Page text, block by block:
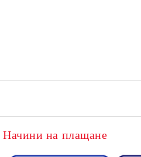
Начини на плащане